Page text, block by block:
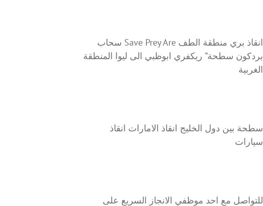
انقاذ بري منطقة الطف Save Prey Are سحاب
بردكون سطحة” ريكفري ابوظبي الى ليوا المنطقة
الغربية
سطحة بين دول الخليج انقاذ الامارات انقاذ
سيارات
للتواصل مع احد موظفي الانجاز السريع على